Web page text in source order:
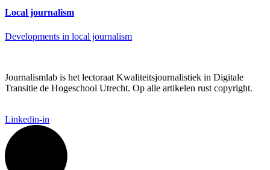
Local journalism
Developments in local journalism
Journalismlab is het lectoraat Kwaliteitsjournalistiek in Digitale
Transitie de Hogeschool Utrecht. Op alle artikelen rust copyright.
Linkedin-in